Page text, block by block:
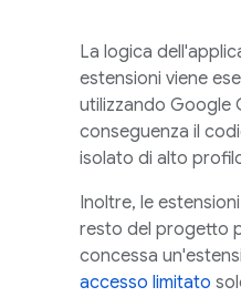
La logica
estensioni viene
utilizzando Google
conseguenza il
isolato di alto
Inoltre, le
resto del progetto
concessa
accesso limitato